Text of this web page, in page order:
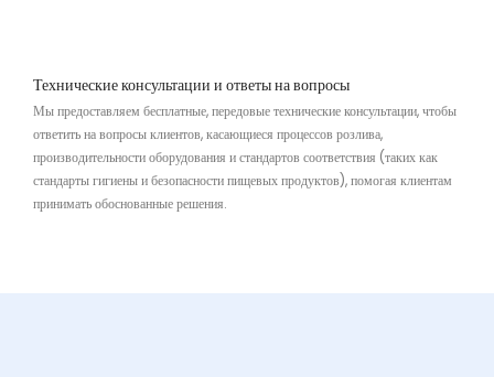
Технические консультации и ответы на вопросы
Мы предоставляем бесплатные, передовые технические консультации, чтобы
ответить на вопросы клиентов, касающиеся процессов розлива,
производительности оборудования и стандартов соответствия (таких как
стандарты гигиены и безопасности пищевых продуктов), помогая клиентам
принимать обоснованные решения.